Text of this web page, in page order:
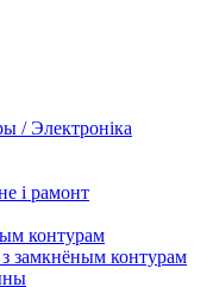
/ Электроніка
і рамонт
контурам
замкнёным контурам